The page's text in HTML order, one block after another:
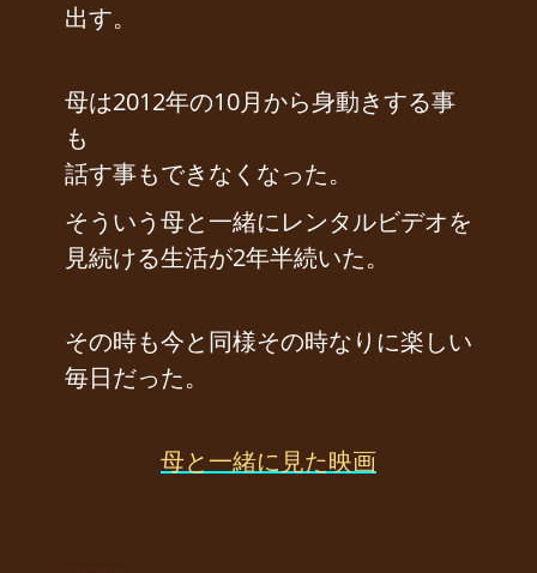
出す。
母は2012年の10月から身動きする事
も
話す事もできなくなった。
そういう母と一緒にレンタルビデオを
見続ける生活が2年半続いた。
その時も今と同様その時なりに楽しい
毎日だった。
母と一緒に見た映画